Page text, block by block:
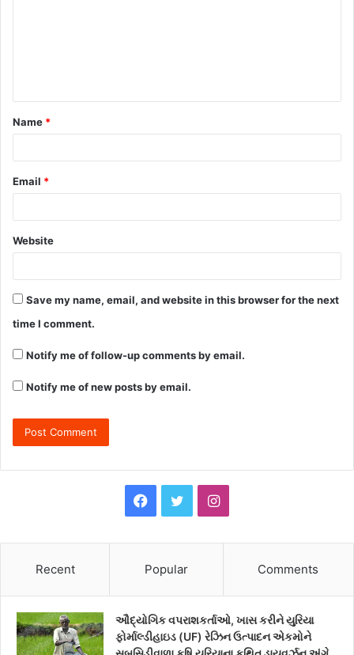
Name *
Email *
Website
Save my name, email, and website in this browser for the next
time I comment.
Notify me of follow-up comments by email.
Notify me of new posts by email.
c
e
b
i
t
t
I
t
a
Recent Popular Comments
ઔદ્યોગિક વપરાશકર્તાઓ, ખાસ કરીને યુરિયા
ફોર્માલ્ડીહાઇડ (UF) રેઝિન ઉત્પાદન એકમોને